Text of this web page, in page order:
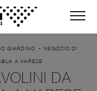
GIARDINO - NEGOZIO DI
A VARESE
DA